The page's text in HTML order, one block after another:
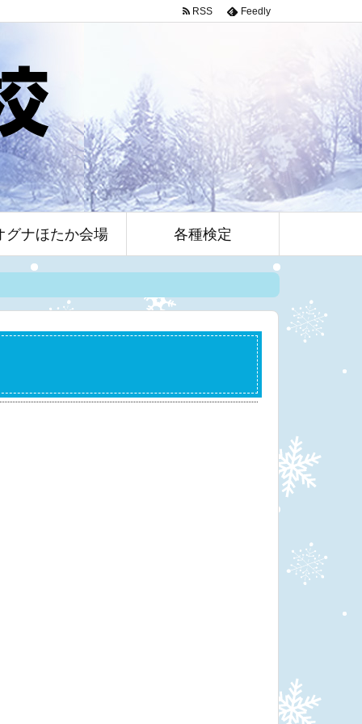
グナほたか会場 各種検定
RSS Feedly